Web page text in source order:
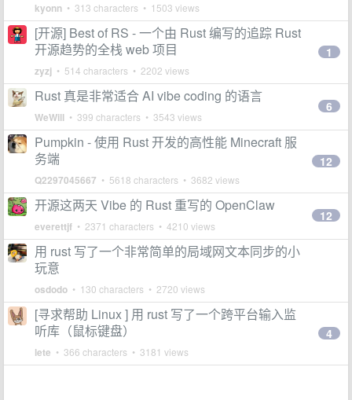
kyonn • 313 characters • 1503 views
[开源] Best of RS - 一个由 Rust 编写的追踪 Rust
开源趋势的全栈 web 项目
zyzj • 514 characters • 2202 views
1
Rust 真是非常适合 AI vibe coding 的语言
WeWill • 399 characters • 3543 views
6
Pumpkin - 使用 Rust 开发的高性能 Minecraft 服
务端
Q2297045667 • 5618 characters • 3682 views
12
开源这两天 Vibe 的 Rust 重写的 OpenClaw
everettjf • 2371 characters • 4210 views
12
用 rust 写了一个非常简单的局域网文本同步的小
玩意
osdodo • 130 characters • 2720 views
[寻求帮助 Linux ] 用 rust 写了一个跨平台输入监
听库（鼠标键盘）
lete • 366 characters • 3181 views
4